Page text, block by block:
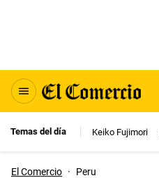
Temas del día Keiko Fujimori
El Comercio · Peru